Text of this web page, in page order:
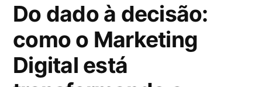
Do dado à decisão:
como o Marketing
Digital está